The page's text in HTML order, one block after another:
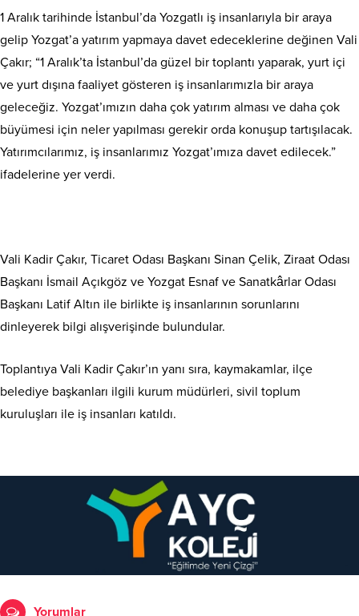
1 Aralık tarihinde İstanbul’da Yozgatlı iş insanlarıyla bir araya
gelip Yozgat’a yatırım yapmaya davet edeceklerine değinen Vali
Çakır; “1 Aralık’ta İstanbul’da güzel bir toplantı yaparak, yurt içi
ve yurt dışına faaliyet gösteren iş insanlarımızla bir araya
geleceğiz. Yozgat’ımızın daha çok yatırım alması ve daha çok
büyümesi için neler yapılması gerekir orda konuşup tartışılacak.
Yatırımcılarımız, iş insanlarımız Yozgat’ımıza davet edilecek.”
ifadelerine yer verdi.
Vali Kadir Çakır, Ticaret Odası Başkanı Sinan Çelik, Ziraat Odası
Başkanı İsmail Açıkgöz ve Yozgat Esnaf ve Sanatkârlar Odası
Başkanı Latif Altın ile birlikte iş insanlarının sorunlarını
dinleyerek bilgi alışverişinde bulundular.
Toplantıya Vali Kadir Çakır’ın yanı sıra, kaymakamlar, ilçe
belediye başkanları ilgili kurum müdürleri, sivil toplum
kuruluşları ile iş insanları katıldı.
Yorumlar